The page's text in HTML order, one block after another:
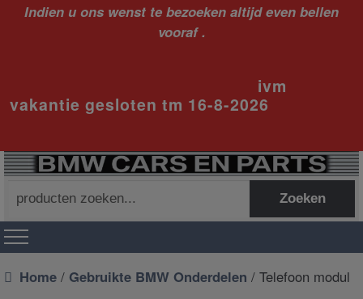
Indien u ons wenst te bezoeken altijd even bellen
vooraf .
ivm
vakantie gesloten tm 16-8-2026
naar:
Zoeken
Home / Gebruikte BMW Onderdelen / Telefoon modul